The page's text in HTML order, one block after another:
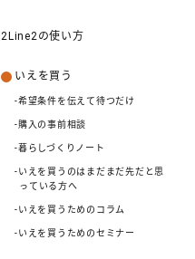
2Line2の使い方
いえを買う
-希望条件を伝えて待つだけ
-購入の事前相談
-暮らしづくりノート
-いえを買うのはまだまだ先だと思
っている方へ
-いえを買うためのコラム
-いえを買うためのセミナー